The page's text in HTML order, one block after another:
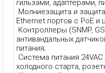
гильзами, адаптерами,
Молниезащита и
Ethernet портов с PoE и
Контроллеры (SNMP,
антивандальных
питания;
Система питания
холодного старта,